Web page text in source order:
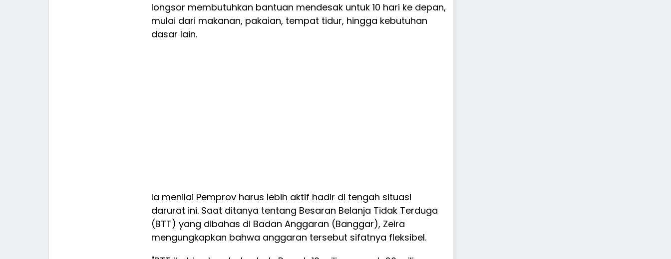
longsor membutuhkan bantuan mendesak untuk 10 hari ke depan,
mulai dari makanan, pakaian, tempat tidur, hingga kebutuhan
dasar lain.
Ia menilai Pemprov harus lebih aktif hadir di tengah situasi
darurat ini. Saat ditanya tentang Besaran Belanja Tidak Terduga
(BTT) yang dibahas di Badan Anggaran (Banggar), Zeira
mengungkapkan bahwa anggaran tersebut sifatnya fleksibel.